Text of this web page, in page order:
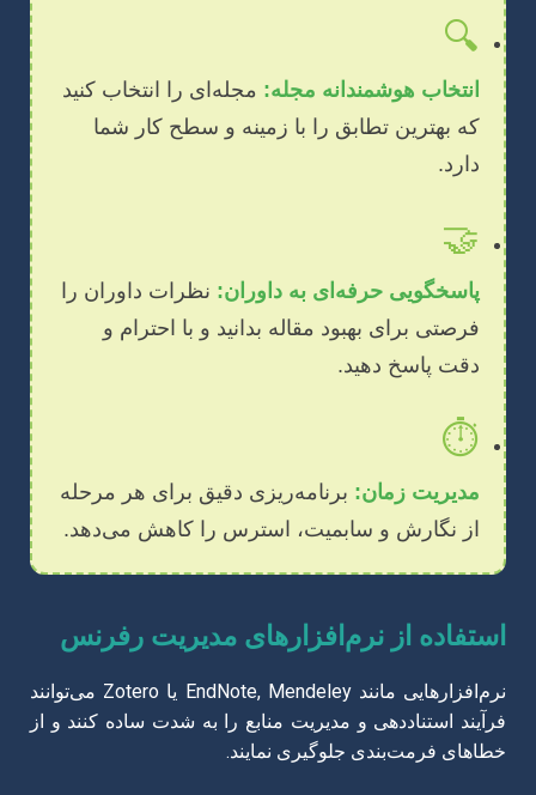
🔍
انتخاب هوشمندانه مجله: مجله‌ای را انتخاب کنید
که بهترین تطابق را با زمینه و سطح کار شما
دارد.
🤝
پاسخگویی حرفه‌ای به داوران: نظرات داوران را
فرصتی برای بهبود مقاله بدانید و با احترام و
دقت پاسخ دهید.
⏱️
مدیریت زمان: برنامه‌ریزی دقیق برای هر مرحله
از نگارش و سابمیت، استرس را کاهش می‌دهد.
استفاده از نرم‌افزارهای مدیریت رفرنس
نرم‌افزارهایی مانند EndNote, Mendeley یا Zotero می‌توانند
فرآیند استناددهی و مدیریت منابع را به شدت ساده کنند و از
خطاهای فرمت‌بندی جلوگیری نمایند.